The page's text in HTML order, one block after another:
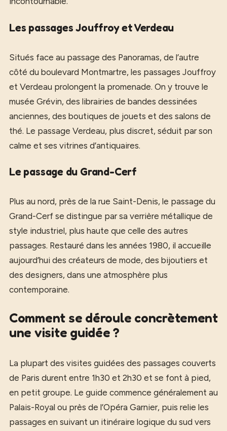
Les passages Jouffroy et Verdeau
Situés face au passage des Panoramas, de l’autre
côté du boulevard Montmartre, les passages Jouffroy
et Verdeau prolongent la promenade. On y trouve le
musée Grévin, des librairies de bandes dessinées
anciennes, des boutiques de jouets et des salons de
thé. Le passage Verdeau, plus discret, séduit par son
calme et ses vitrines d’antiquaires.
Le passage du Grand-Cerf
Plus au nord, près de la rue Saint-Denis, le passage du
Grand-Cerf se distingue par sa verrière métallique de
style industriel, plus haute que celle des autres
passages. Restauré dans les années 1980, il accueille
aujourd’hui des créateurs de mode, des bijoutiers et
des designers, dans une atmosphère plus
contemporaine.
Comment se déroule concrètement
une visite guidée ?
La plupart des visites guidées des passages couverts
de Paris durent entre 1h30 et 2h30 et se font à pied,
en petit groupe. Le guide commence généralement au
Palais-Royal ou près de l’Opéra Garnier, puis relie les
passages en suivant un itinéraire logique du sud vers